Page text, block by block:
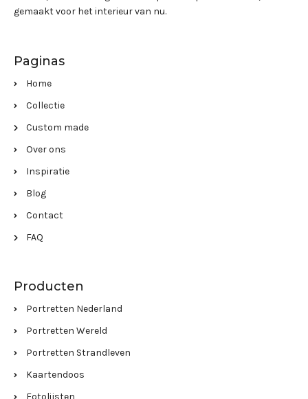
gemaakt voor het interieur van nu.
Paginas
Home
Collectie
Custom made
Over ons
Inspiratie
Blog
Contact
FAQ
Producten
Portretten Nederland
Portretten Wereld
Portretten Strandleven
Kaartendoos
Fotolijsten